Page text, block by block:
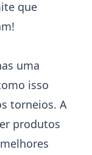
que
uma
isso
torneios. A
produtos